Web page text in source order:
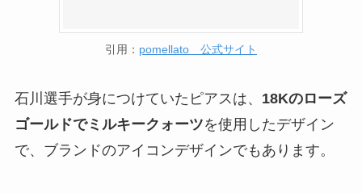
引用： pomellato 公式サイト
石川選手が身につけていたピアスは、 18Kのローズ
ゴールドでミルキークォーツを使用したデザイン
で、ブランドのアイコンデザインでもあります。